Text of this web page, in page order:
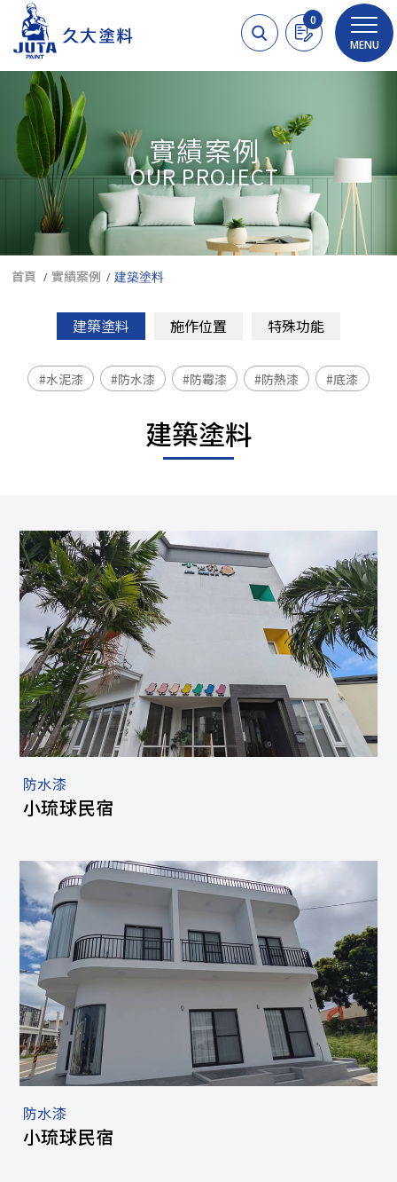
MENU
0
實績案例
OUR PROJECT
首頁 實績案例 建築塗料
建築塗料 施作位置 特殊功能
水泥漆 防水漆 防霉漆 防熱漆 底漆
建築塗料
防水漆
小琉球民宿
防水漆
小琉球民宿
Cookie管理面板